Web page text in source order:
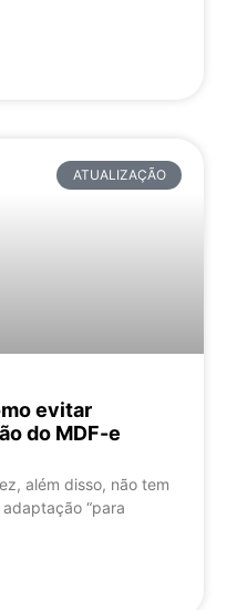
ATUALIZAÇÃO
evitar
do MDF-e
além disso, não tem
“para